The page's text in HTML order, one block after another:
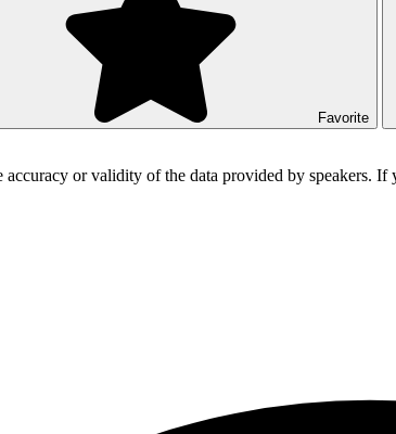
Favorite
accuracy or validity of the data provided by speakers.